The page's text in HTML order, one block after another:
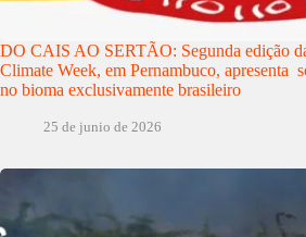
DO CAIS AO SERTÃO: Segunda edição
Climate Week, em Pernambuco, apresenta
no bioma exclusivamente brasileiro
25 de junio de 2026